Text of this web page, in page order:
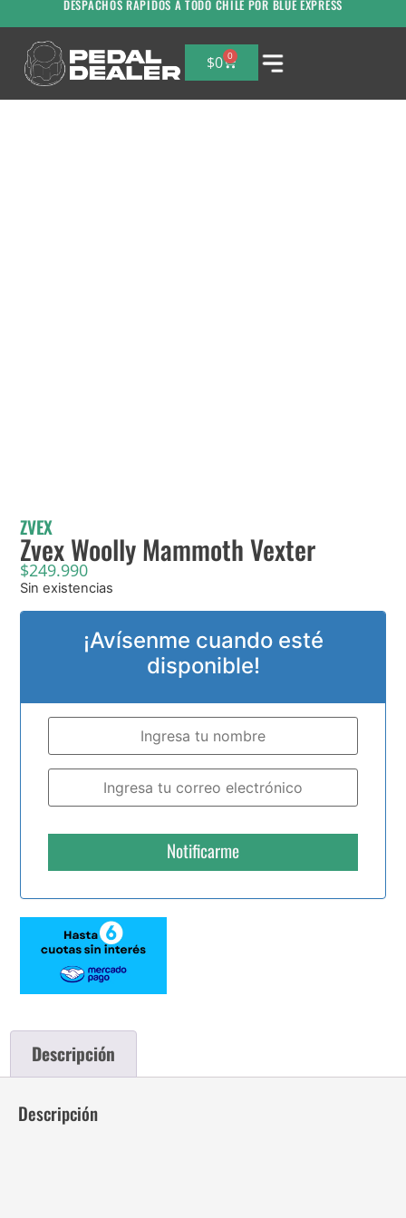
DESPACHOS RAPIDOS A TODO CHILE POR BLUE EXPRESS
$0 0
ZVEX
Zvex Woolly Mammoth Vexter
$249.990
Sin existencias
¡Avísenme cuando esté
disponible!
Notificarme
Descripción
Descripción